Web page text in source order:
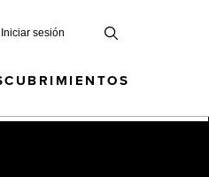
Iniciar sesión